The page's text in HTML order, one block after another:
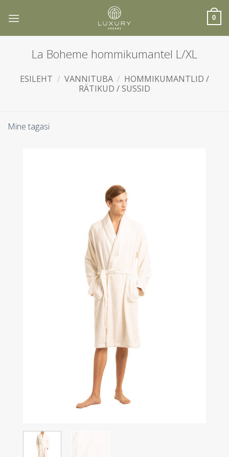
0
La Boheme hommikumantel L/XL
ESILEHT / VANNITUBA / HOMMIKUMANTLID /
RÄTIKUD / SUSSID
Mine tagasi